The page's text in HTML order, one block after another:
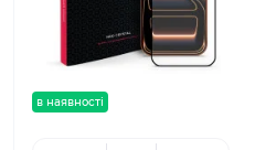
в наявності